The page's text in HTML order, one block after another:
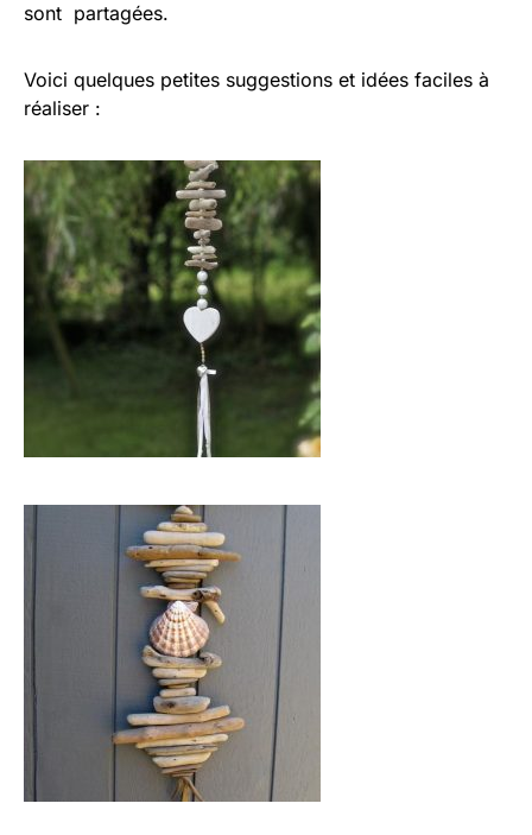
sont partagées.
Voici quelques petites suggestions et idées faciles à
réaliser :